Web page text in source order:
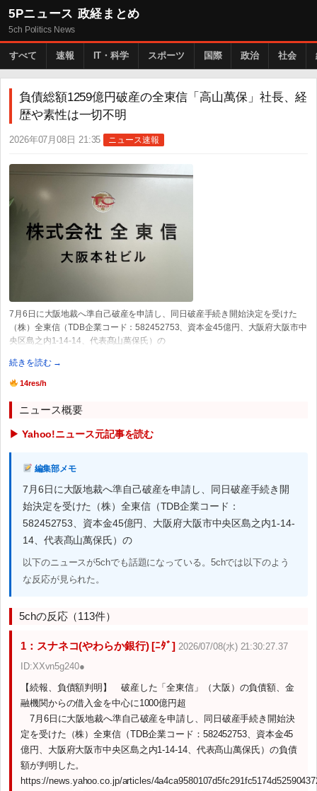
5Pニュース 政経まとめ
5ch Politics News
すべて 速報 IT・科学 スポーツ 国際 政治 社会
負債総額1259億円破産の全東信「高山萬保」社長、経
歴や素性は一切不明
2026年07月08日 21:35 ニュース速報
7月6日に大阪地裁へ準自己破産を申請し、同日破産手続き開始決定を受けた
（株）全東信（TDB企業コード：582452753、資本金45億円、大阪府大阪市中
央区島之内1-14-14、代表髙山萬保氏）の
続きを読む →
14res/h
ニュース概要
▶ Yahoo!ニュース元記事を読む
編集部メモ
7月6日に大阪地裁へ準自己破産を申請し、同日破産手続き開
始決定を受けた（株）全東信（TDB企業コード：
582452753、資本金45億円、大阪府大阪市中央区島之内1-14-
14、代表髙山萬保氏）の
以下のニュースが5chでも話題になっている。5chでは以下のよう
な反応が見られた。
5chの反応（113件）
1：スナネコ(やわらか銀行) [ﾆﾀﾞ] 2026/07/08(水) 21:30:27.37
ID:XXvn5g240●
【続報、負債額判明】 破産した「全東信」（大阪）の負債額、金
融機関からの借入金を中心に1000億円超
7月6日に大阪地裁へ準自己破産を申請し、同日破産手続き開始決
定を受けた（株）全東信（TDB企業コード：582452753、資本金45
億円、大阪府大阪市中央区島之内1-14-14、代表髙山萬保氏）の負債
額が判明した。
https://news.yahoo.co.jp/articles/